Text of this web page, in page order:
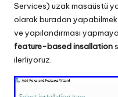
Services) uzak masaüstü
olarak buradan
ve yapılandırması
feature-based insallation
ilerliyoruz.